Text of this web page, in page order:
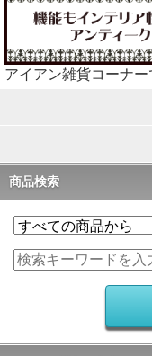
アイアン雑貨コーナー
商品検索